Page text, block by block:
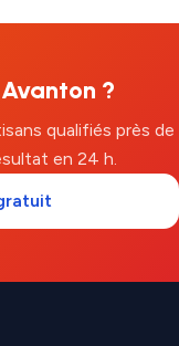
?
qualifiés près de
en 24 h.